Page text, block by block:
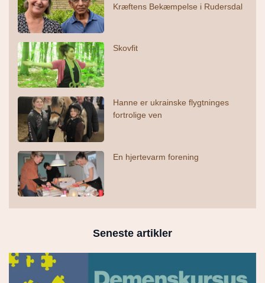
Kræftens Bekæmpelse i Rudersdal
Skovfit
Hanne er ukrainske flygtninges
fortrolige ven
En hjertevarm forening
Seneste artikler